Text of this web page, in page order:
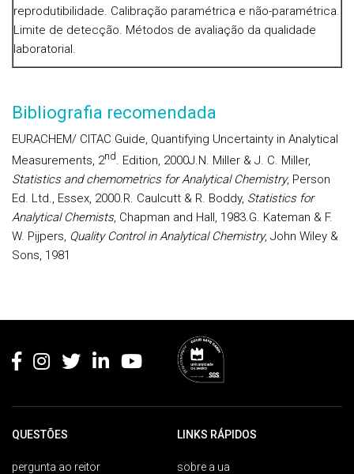
reprodutibilidade. Calibração paramétrica e não-paramétrica.
Limite de detecção. Métodos de avaliação da qualidade
laboratorial.
Bibliografia recomendada
EURACHEM/ CITAC Guide, Quantifying Uncertainty in Analytical
Measurements, 2nd. Edition, 2000J.N. Miller & J. C. Miller,
Statistics and chemometrics for Analytical Chemistry, Person
Ed. Ltd., Essex, 2000.R. Caulcutt & R. Boddy, Statistics for
Analytical Chemists, Chapman and Hall, 1983.G. Kateman & F.
W. Pijpers, Quality Control in Analytical Chemistry, John Wiley &
Sons, 1981
QUESTÕES
pergunta ao reitor
LINKS RÁPIDOS
sobre a ua